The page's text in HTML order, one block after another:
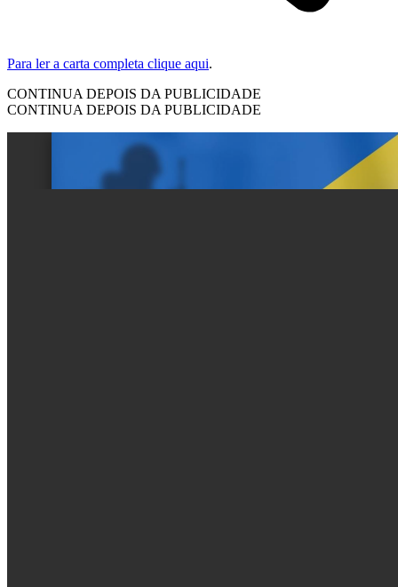
Para ler a carta completa clique aqui.
CONTINUA DEPOIS DA PUBLICIDADE
CONTINUA DEPOIS DA PUBLICIDADE